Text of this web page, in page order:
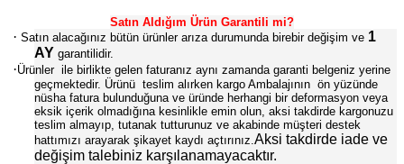
Satın Aldığım Ürün Garantili mi?
· Satın alacağınız bütün ürünler arıza durumunda birebir değişim ve 1
AY garantilidir.
·Ürünler ile birlikte gelen faturanız aynı zamanda garanti belgeniz yerine
geçmektedir. Ürünü teslim alırken kargo Ambalajının ön yüzünde
nüsha fatura bulunduğuna ve üründe herhangi bir deformasyon veya
eksik içerik olmadığına kesinlikle emin olun, aksi takdirde kargonuzu
teslim almayıp, tutanak tutturunuz ve akabinde müşteri destek
hattımızı arayarak şikayet kaydı açtırınız. Aksi takdirde iade ve
değişim talebiniz karşılanamayacaktır.